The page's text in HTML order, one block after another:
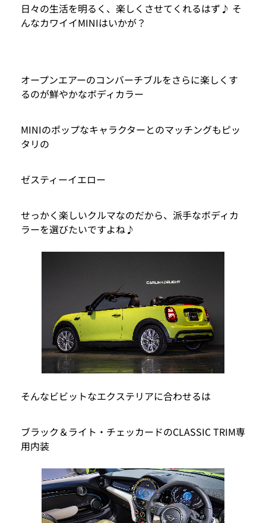
日々の生活を明るく、楽しくさせてくれるはず♪ そ
んなカワイイMINIはいかが？
オープンエアーのコンバーチブルをさらに楽しくす
るのが鮮やかなボディカラー
MINIのポップなキャラクターとのマッチングもピッ
タリの
ゼスティーイエロー
せっかく楽しいクルマなのだから、派手なボディカ
ラーを選びたいですよね♪
そんなビビットなエクステリアに合わせるは
ブラック＆ライト・チェッカードのCLASSIC TRIM専
用内装